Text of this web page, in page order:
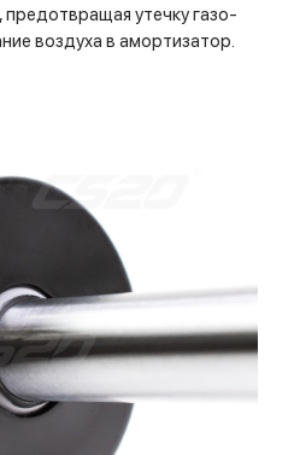
утечку газо-
воздуха в амортизатор.